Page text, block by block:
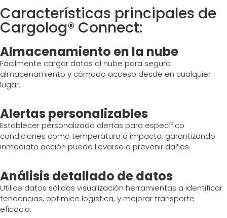
Características principales de
Cargolog® Connect:
Almacenamiento en la nube
Fácilmente cargar datos al nube para seguro
almacenamiento y cómodo acceso desde en cualquier
lugar.
Alertas personalizables
Establecerpersonalizado alertas para específico
condiciones como temperatura o impacto, garantizando
inmediato acción puede llevarse a prevenir daños.
Análisis detallado de datos
Utilice datos sólidos visualización herramientas a identificar
tendencias, optimice logística, ymejorartransporte
eficacia.